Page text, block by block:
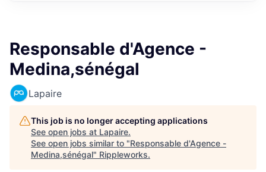
Responsable d'Agence -
Medina,sénégal
Lapaire
This job is no longer accepting applications
See open jobs at Lapaire.
See open jobs similar to "Responsable d'Agence -
Medina,sénégal" Rippleworks.